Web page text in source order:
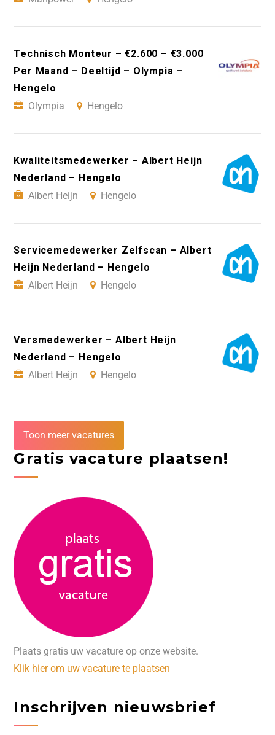
Technisch Monteur – €2.600 – €3.000
Per Maand – Deeltijd – Olympia –
Hengelo
Olympia
Hengelo
Kwaliteitsmedewerker – Albert Heijn
Nederland – Hengelo
Albert Heijn
Hengelo
Servicemedewerker Zelfscan – Albert
Heijn Nederland – Hengelo
Albert Heijn
Hengelo
Versmedewerker – Albert Heijn
Nederland – Hengelo
Albert Heijn
Hengelo
Toon meer vacatures
Gratis vacature plaatsen!
Plaats gratis uw vacature op onze website.
Klik hier om uw vacature te plaatsen
Inschrijven nieuwsbrief